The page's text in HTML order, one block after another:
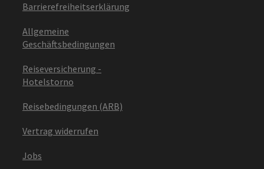
Barrierefreiheitserklärung
Allgemeine
Geschäftsbedingungen
Reiseversicherung -
Hotelstorno
Reisebedingungen (ARB)
Vertrag widerrufen
Jobs